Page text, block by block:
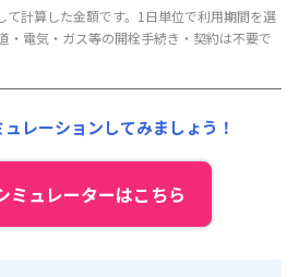
円/日) (税抜)
計算した金額です。1日単位で利用期間を選
・電気・ガス等の開栓手続き・契約は不要で
レーションしてみましょう！
ミュレーターはこちら